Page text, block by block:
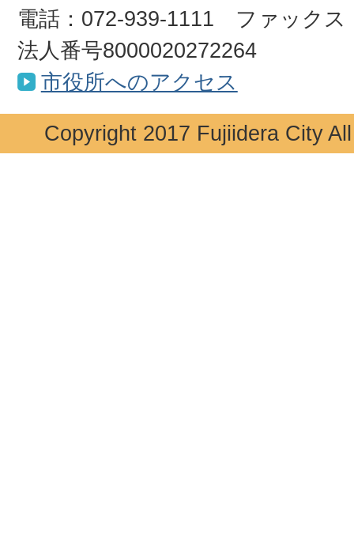
電話：072-939-1111 ファックス
法人番号8000020272264
市役所へのアクセス
Copyright 2017 Fujiidera City